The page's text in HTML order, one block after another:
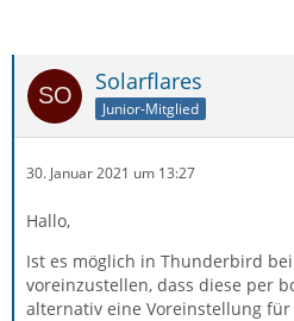
Solarflares
Junior-Mitglied
30. Januar 2021 um 13:27
Hallo,
Ist es möglich in Thunderbird
voreinzustellen, dass diese per
alternativ eine Voreinstellung für